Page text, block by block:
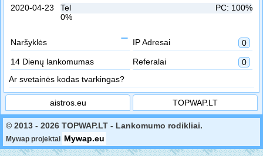
2020-04-23
PC: 100%
Tel
0%
Naršyklės IP Adresai
0
14 Dienų lankomumas
Referalai
0
Ar svetainės kodas tvarkingas?
aistros.eu TOPWAP.LT
© 2013 - 2026 TOPWAP.LT - Lankomumo rodikliai.
Mywap projektai Mywap.eu